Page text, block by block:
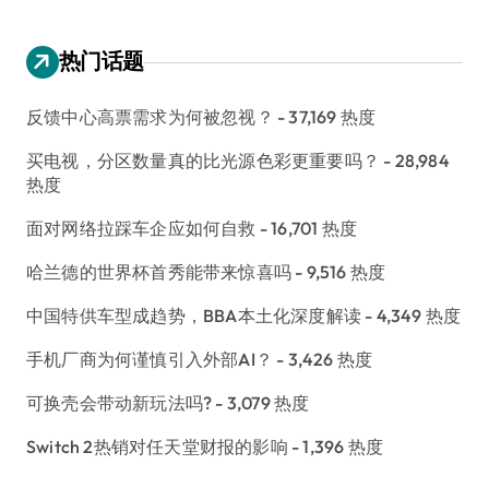
热门话题
反馈中心高票需求为何被忽视？ - 37,169 热度
买电视，分区数量真的比光源色彩更重要吗？ - 28,984
热度
面对网络拉踩车企应如何自救 - 16,701 热度
哈兰德的世界杯首秀能带来惊喜吗 - 9,516 热度
中国特供车型成趋势，BBA本土化深度解读 - 4,349 热度
手机厂商为何谨慎引入外部AI？ - 3,426 热度
可换壳会带动新玩法吗? - 3,079 热度
Switch 2热销对任天堂财报的影响 - 1,396 热度